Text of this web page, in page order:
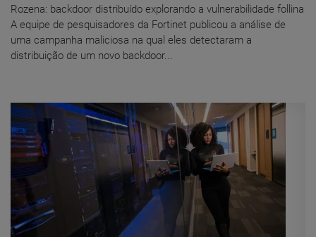
Rozena: backdoor distribuído explorando a vulnerabilidade follina
A equipe de pesquisadores da Fortinet publicou a análise de
uma campanha maliciosa na qual eles detectaram a
distribuição de um novo backdoor...